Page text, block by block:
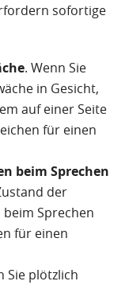
sofortige
. Wenn Sie
in Gesicht,
auf einer Seite
für einen
beim Sprechen
der
Sprechen
für einen
Sie plötzlich